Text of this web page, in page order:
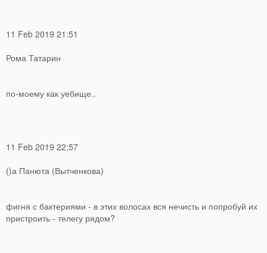
11 Feb 2019 21:51
Рома Татарин
по-моему как уебище..
11 Feb 2019 22:57
()а Панюта (Вытченкова)
фигня с бактериями - в этих волосах вся нечисть и попробуй их
пристроить - телегу рядом?